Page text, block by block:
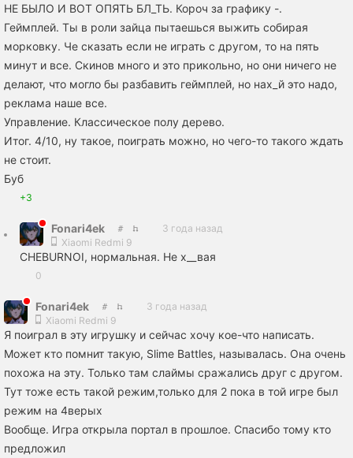
НЕ БЫЛО И ВОТ ОПЯТЬ БЛ_ТЬ. Короч за графику -.
Геймплей. Ты в роли зайца пытаешься выжить собирая
морковку. Че сказать если не играть с другом, то на пять
минут и все. Скинов много и это прикольно, но они ничего не
делают, что могло бы разбавить геймплей, но нах_й это надо,
реклама наше все.
Управление. Классическое полу дерево.
Итог. 4/10, ну такое, поиграть можно, но чего-то такого ждать
не стоит.
Буб
+3
Fonari4ek
3 года назад
Xiaomi Redmi 9
CHEBURNOI, нормальная. Не х__вая
0
Fonari4ek
3 года назад
Xiaomi Redmi 9
Я поиграл в эту игрушку и сейчас хочу кое-что написать.
Может кто помнит такую, Slime Battles, называлась. Она очень
похожа на эту. Только там слаймы сражались друг с другом.
Тут тоже есть такой режим,только для 2 пока в той игре был
режим на 4верых
Вообще. Игра открыла портал в прошлое. Спасибо тому кто
предложил